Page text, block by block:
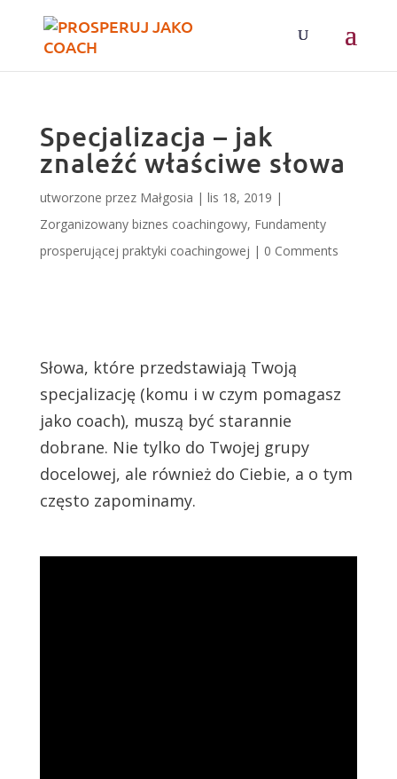
Specjalizacja – jak
znaleźć właściwe słowa
utworzone przez Małgosia | lis 18, 2019 |
Zorganizowany biznes coachingowy, Fundamenty
prosperującej praktyki coachingowej | 0 Comments
Słowa, które przedstawiają Twoją
specjalizację (komu i w czym pomagasz
jako coach), muszą być starannie
dobrane. Nie tylko do Twojej grupy
docelowej, ale również do Ciebie, a o tym
często zapominamy.